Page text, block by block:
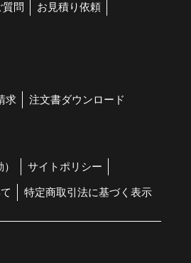
質問 お見積り依頼
求 注文書ダウンロード
サイトポリシー
特定商取引法に基づく表示